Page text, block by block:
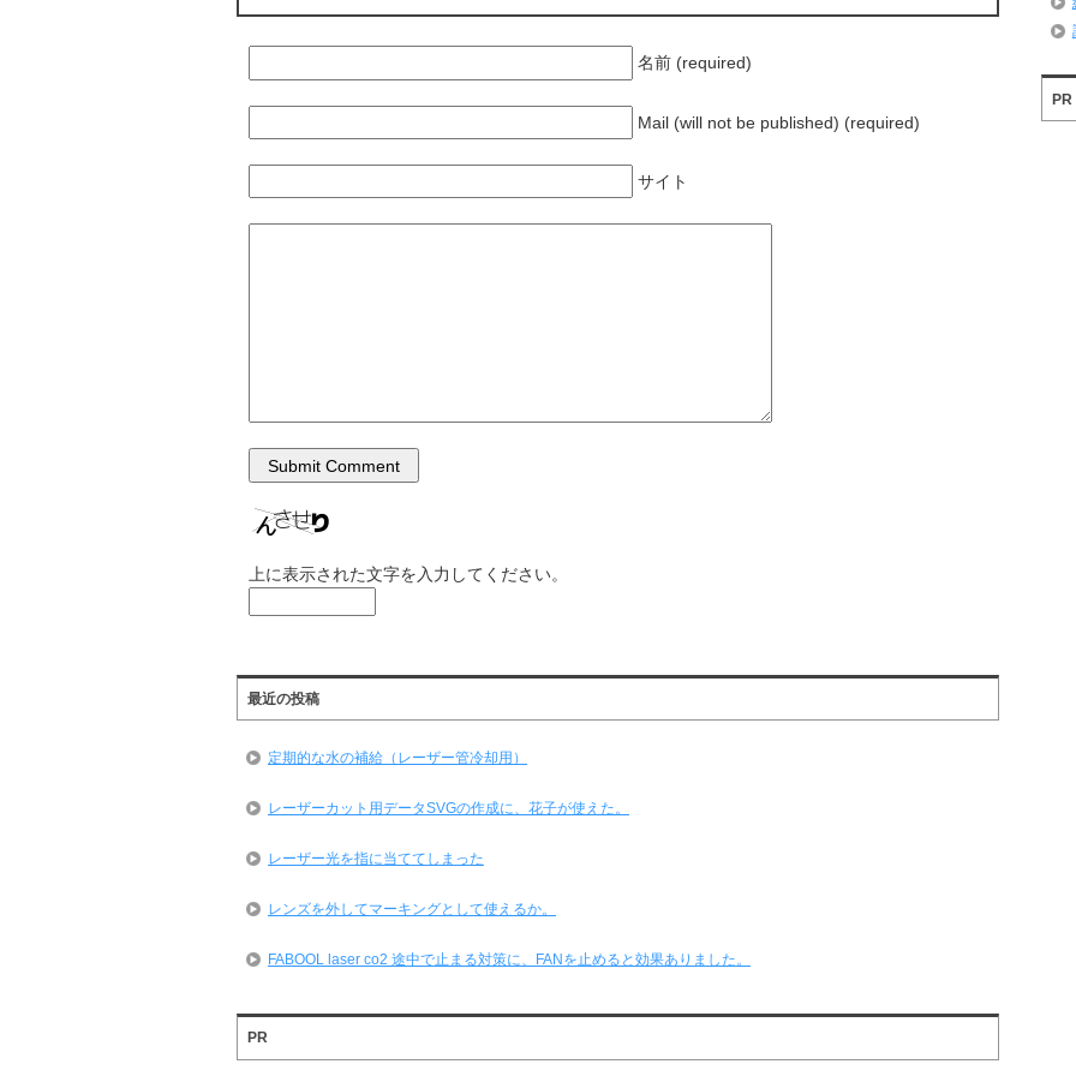
名前 (required)
Mail (will not be published) (required)
サイト
上に表示された文字を入力してください。
最近の投稿
定期的な水の補給（レーザー管冷却用）
レーザーカット用データSVGの作成に、花子が使えた。
レーザー光を指に当ててしまった
レンズを外してマーキングとして使えるか。
FABOOL laser co2 途中で止まる対策に、FANを止めると効果ありました。
PR
PR